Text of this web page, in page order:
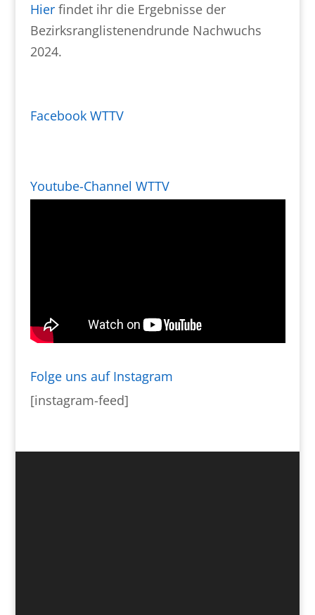
Hierfindet ihr die Ergebnisse der
Bezirksranglistenendrunde Nachwuchs
2024.
Facebook WTTV
Youtube-Channel WTTV
Folge uns auf Instagram
[instagram-feed]